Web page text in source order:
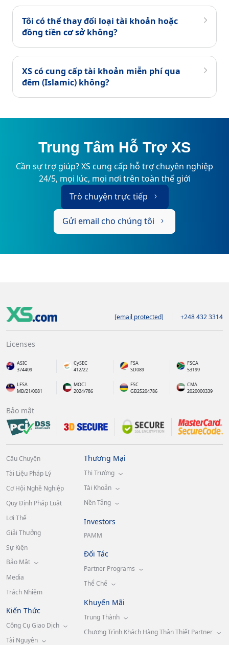
Tôi có thể thay đổi loại tài khoản hoặc
đồng tiền cơ sở không?
XS có cung cấp tài khoản miễn phí qua
đêm (Islamic) không?
Trung Tâm Hỗ Trợ XS
Cần sự trợ giúp? XS cung cấp hỗ trợ chuyên nghiệp
24/5, mọi lúc, mọi nơi trên toàn thế giới
Trò chuyện trực tiếp
Gửi email cho chúng tôi
[email protected] +248 432 3314
Licenses
ASIC
374409
CySEC
412/22
FSA
SD089
FSCA
53199
LFSA
MB/21/0081
MOCI
2024/786
FSC
GB25204786
CMA
2020000339
Bảo mật
Câu Chuyện
Tài Liệu Pháp Lý
Cơ Hội Nghề Nghiệp
Quy Định Pháp Luật
Lợi Thế
Giải Thưởng
Sự Kiện
Bảo Mật
Media
Trách Nhiệm
Kiến Thức
Công Cụ Giao Dịch
Tài Nguyên
Thương Mại
Thị Trường
Tài Khoản
Nền Tảng
Investors
PAMM
Đối Tác
Partner Programs
Thể Chế
Khuyến Mãi
Trung Thành
Chương Trình Khách Hàng Thân Thiết Partner